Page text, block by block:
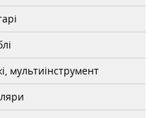
мультиінструмент